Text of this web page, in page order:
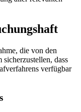
die von den
dass
verfügbar